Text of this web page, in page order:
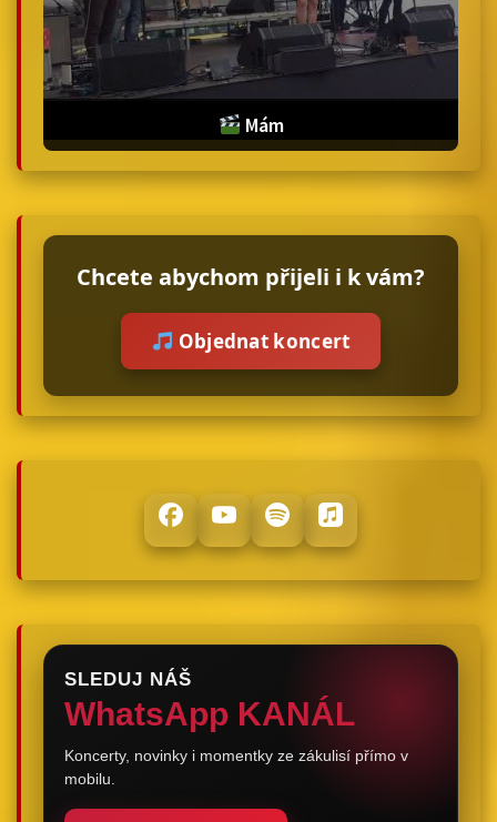
Mám
Chcete abychom přijeli i k vám?
Objednat koncert
SLEDUJ NÁŠ
WhatsApp KANÁL
Koncerty, novinky i momentky ze zákulisí přímo v
mobilu.